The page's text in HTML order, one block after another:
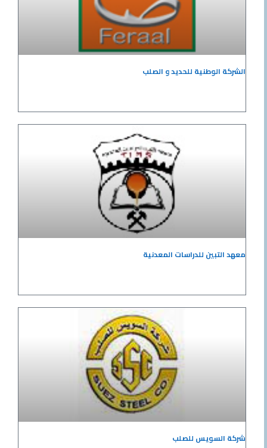
الشركة الوطنية للحديد و الصلب
معهد التبين للدراسات المعدنية
شركة السويس للصلب